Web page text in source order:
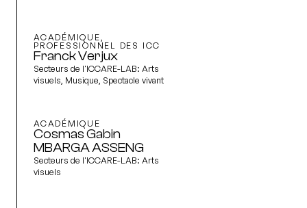
ACADÉMIQUE,
PROFESSIONNEL DES ICC
Franck Verjux
Secteurs de l'ICCARE-LAB: Arts
visuels, Musique, Spectacle vivant
ACADÉMIQUE
Cosmas Gabin
MBARGA ASSENG
Secteurs de l'ICCARE-LAB: Arts
visuels